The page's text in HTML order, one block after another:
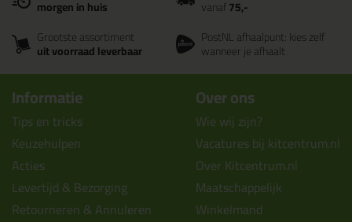
morgen in huis vanaf75,-
Grootste assortiment
uit voorraad leverbaar
PostNL afhaalpunt: kies zelf
wanneer je afhaalt
Informatie
Tips en tricks
Keuzehulpen
Acties
Levertijd & Bezorging
Retourneren & Annuleren
Over ons
Wie wij zijn?
Vacatures bij kitcentrum.nl
Over Kitcentrum.nl
Maatschappelijk
Winkelmand